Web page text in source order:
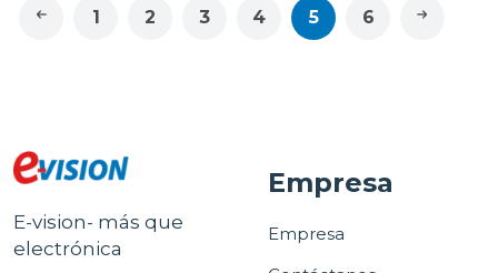
1 2 3 4 5 6
E-vision- más que
electrónica
Empresa
Empresa